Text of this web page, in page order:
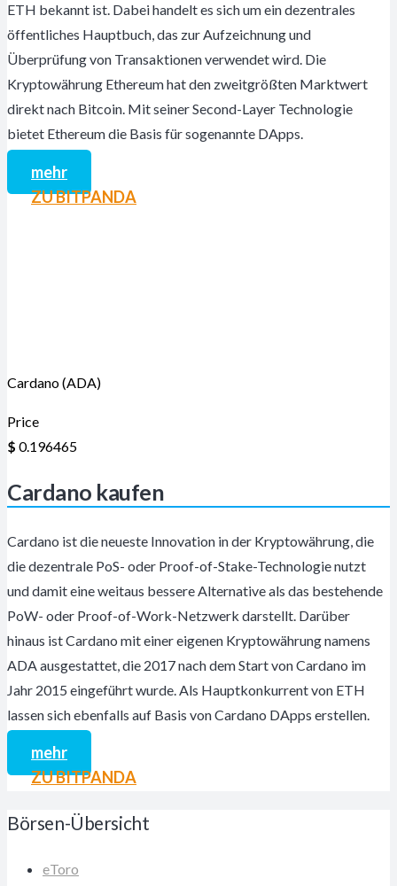
ETH bekannt ist. Dabei handelt es sich um ein dezentrales
öffentliches Hauptbuch, das zur Aufzeichnung und
Überprüfung von Transaktionen verwendet wird. Die
Kryptowährung Ethereum hat den zweitgrößten Marktwert
direkt nach Bitcoin. Mit seiner Second-Layer Technologie
bietet Ethereum die Basis für sogenannte DApps.
mehr
ZU BITPANDA
Cardano (ADA)
Price
$ 0.196465
Cardano kaufen
Cardano ist die neueste Innovation in der Kryptowährung, die
die dezentrale PoS- oder Proof-of-Stake-Technologie nutzt
und damit eine weitaus bessere Alternative als das bestehende
PoW- oder Proof-of-Work-Netzwerk darstellt. Darüber
hinaus ist Cardano mit einer eigenen Kryptowährung namens
ADA ausgestattet, die 2017 nach dem Start von Cardano im
Jahr 2015 eingeführt wurde. Als Hauptkonkurrent von ETH
lassen sich ebenfalls auf Basis von Cardano DApps erstellen.
mehr
ZU BITPANDA
Börsen-Übersicht
eToro